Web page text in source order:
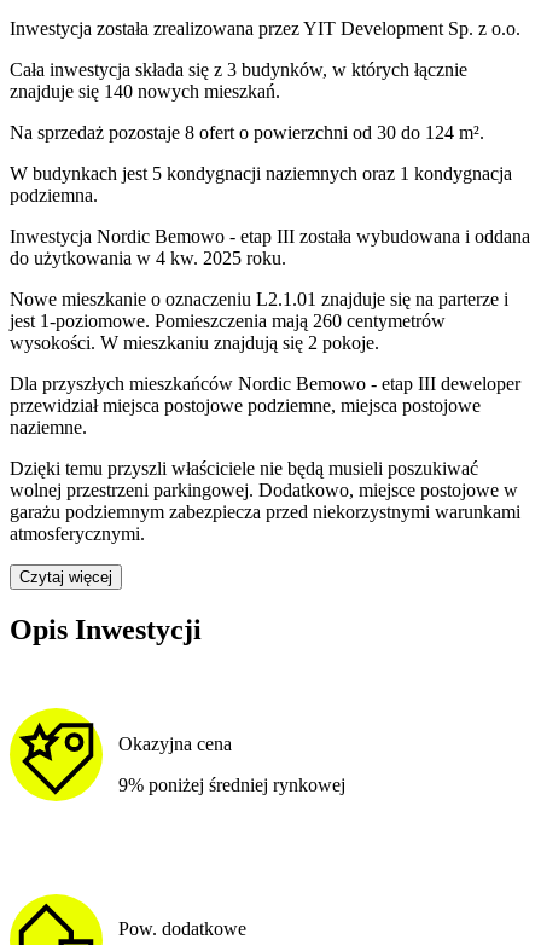
Inwestycja została zrealizowana przezYIT Development Sp. z o.o.
Cała inwestycja składa się z 3 budynków, w których łącznie
znajduje się 140 nowych mieszkań.
Na sprzedaż pozostaje 8 ofert o powierzchni od 30 do 124 m².
W budynkach jest 5 kondygnacji naziemnych oraz 1 kondygnacja
podziemna.
Inwestycja Nordic Bemowo - etap III została wybudowana i oddana
do użytkowania w 4 kw. 2025 roku.
Nowe mieszkanie o oznaczeniu L2.1.01 znajduje się na parterze i
jest 1-poziomowe. Pomieszczenia mają 260 centymetrów
wysokości. W mieszkaniu znajdują się 2 pokoje.
Dla przyszłych mieszkańców Nordic Bemowo - etap III deweloper
przewidziałmiejsca postojowe podziemne, miejsca postojowe
naziemne.
Dzięki temu przyszli właściciele nie będą musieli poszukiwać
wolnej przestrzeni parkingowej. Dodatkowo, miejsce postojowe w
garażu podziemnym zabezpiecza przed niekorzystnymi warunkami
atmosferycznymi.
Czytaj więcej
Opis Inwestycji
Okazyjna cena
9% poniżej średniej rynkowej
Pow. dodatkowe